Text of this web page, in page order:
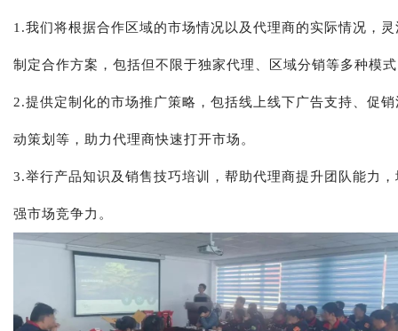
1.我们将根据合作区域的市场情况以及代理商的实际情况，灵
制定合作方案，包括但不限于独家代理、区域分销等多种模
2.提供定制化的市场推广策略，包括线上线下广告支持、促销
动策划等，助力代理商快速打开市场。
3.举行产品知识及销售技巧培训，帮助代理商提升团队能力，
强市场竞争力。